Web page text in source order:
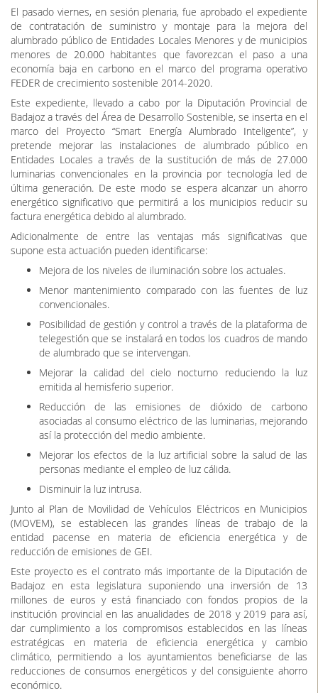
El pasado viernes, en sesión plenaria, fue aprobado el expediente
de contratación de suministro y montaje para la mejora del
alumbrado público de Entidades Locales Menores y de municipios
menores de 20.000 habitantes que favorezcan el paso a una
economía baja en carbono en el marco del programa operativo
FEDER de crecimiento sostenible 2014-2020.
Este expediente, llevado a cabo por la Diputación Provincial de
Badajoz a través del Área de Desarrollo Sostenible, se inserta en el
marco del Proyecto “Smart Energía Alumbrado Inteligente”, y
pretende mejorar las instalaciones de alumbrado público en
Entidades Locales a través de la sustitución de más de 27.000
luminarias convencionales en la provincia por tecnología led de
última generación. De este modo se espera alcanzar un ahorro
energético significativo que permitirá a los municipios reducir su
factura energética debido al alumbrado.
Adicionalmente de entre las ventajas más significativas que
supone esta actuación pueden identificarse:
Mejora de los niveles de iluminación sobre los actuales.
Menor mantenimiento comparado con las fuentes de luz
convencionales.
Posibilidad de gestión y control a través de la plataforma de
telegestión que se instalará en todos los cuadros de mando
de alumbrado que se intervengan.
Mejorar la calidad del cielo nocturno reduciendo la luz
emitida al hemisferio superior.
Reducción de las emisiones de dióxido de carbono
asociadas al consumo eléctrico de las luminarias, mejorando
así la protección del medio ambiente.
Mejorar los efectos de la luz artificial sobre la salud de las
personas mediante el empleo de luz cálida.
Disminuir la luz intrusa.
Junto al Plan de Movilidad de Vehículos Eléctricos en Municipios
(MOVEM), se establecen las grandes líneas de trabajo de la
entidad pacense en materia de eficiencia energética y de
reducción de emisiones de GEI.
Este proyecto es el contrato más importante de la Diputación de
Badajoz en esta legislatura suponiendo una inversión de 13
millones de euros y está financiado con fondos propios de la
institución provincial en las anualidades de 2018 y 2019 para así,
dar cumplimiento a los compromisos establecidos en las líneas
estratégicas en materia de eficiencia energética y cambio
climático, permitiendo a los ayuntamientos beneficiarse de las
reducciones de consumos energéticos y del consiguiente ahorro
económico.